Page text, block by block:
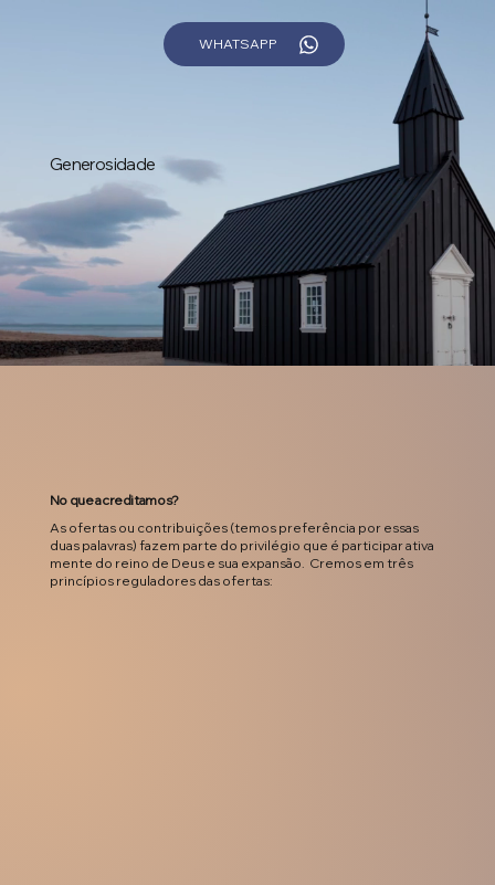
WHATSAPP
Generosidade
No que acreditamos?
As ofertas ou contribuições (temos preferência por essas
duas palavras) fazem parte do privilégio que é participar ativa
mente do reino de Deus e sua expansão. Cremos em três
princípios reguladores das ofertas: